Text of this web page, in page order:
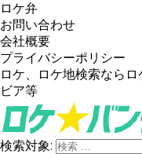
ロケ弁
お問い合わせ
会社概要
プライバシーポリシー
ロケ、ロケ地検索なら
ビア等
検索対象: